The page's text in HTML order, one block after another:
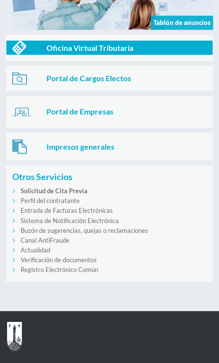
Tablón de anuncios
Oficina Virtual Tributaria
Portal de Cargos Electos
Portal de Empresas
Impresos generales
Otros Servicios
Solicitud de Cita Previa
Perfil del contratante
Entrada de Facturas Electrónicas
Sistema de Notificación Electrónica
Buzón de sugerencias, quejas o reclamaciones
Canal AntiFraude
Actualidad
Verificación de documentos
Registro Electrónico Común